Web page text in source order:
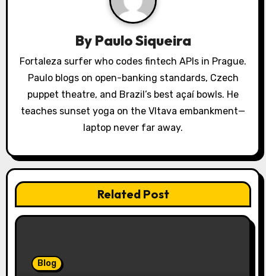
n
By Paulo Siqueira
Fortaleza surfer who codes fintech APIs in Prague.
Paulo blogs on open-banking standards, Czech
puppet theatre, and Brazil’s best açaí bowls. He
teaches sunset yoga on the Vltava embankment—
laptop never far away.
Related Post
Blog